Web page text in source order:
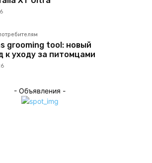
grooming tool: новый
к уходу за питомцами
- Объявления -